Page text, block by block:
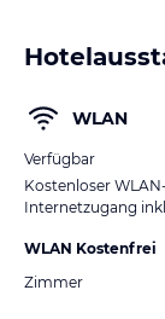
WLAN
Verfügbar
Kostenloser WLAN-
Internetzugang
WLAN Kostenfrei
Zimmer